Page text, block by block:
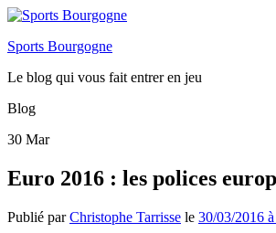
Sports Bourgogne
Le blog qui vous fait entrer en jeu
Blog
30 Mar
Euro 2016 : les polices
Publié parChristophe Tarrisse le 30/03/2016